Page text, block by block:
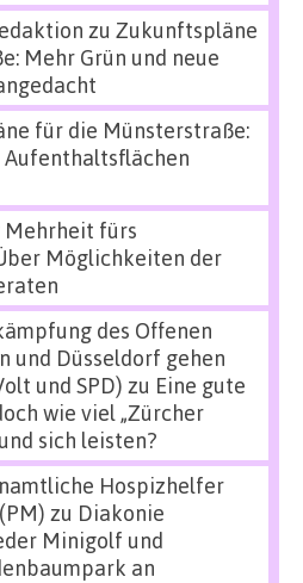
zu Zukunftspläne
Mehr Grün und neue
für die Münsterstraße:
Aufenthaltsflächen
fürs
Möglichkeiten der
des Offenen
und Düsseldorf gehen
und SPD) zu Eine gute
wie viel „Zürcher
sich leisten?
Hospizhelfer
zu Diakonie
Minigolf und
an